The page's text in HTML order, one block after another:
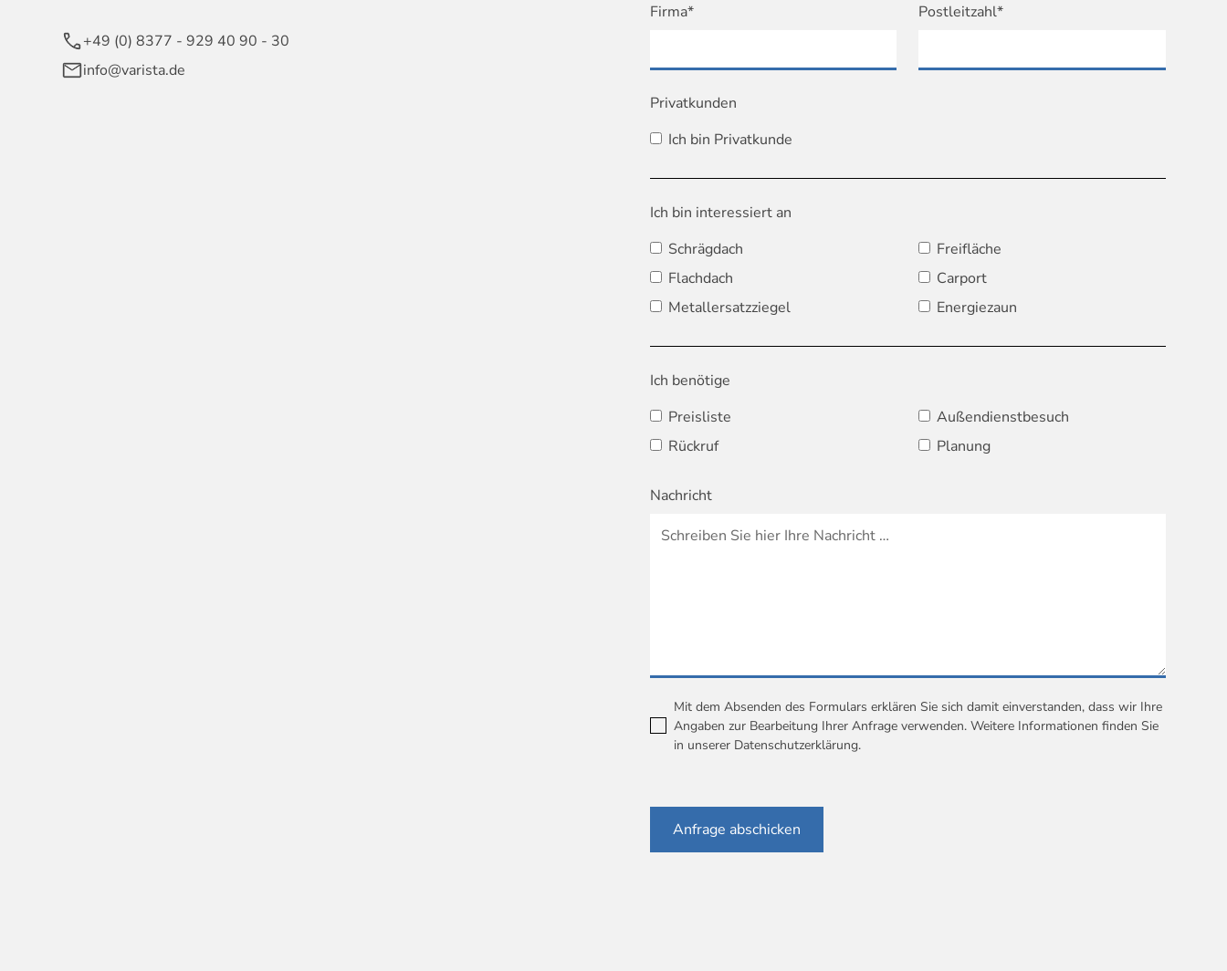
+49 (0) 8377 - 929 40 90 - 30
info@varista.de
Firma* Postleitzahl*
Privatkunden
Ich bin Privatkunde
Ich bin interessiert an
Schrägdach
Freifläche
Flachdach
Carport
Metallersatzziegel
Energiezaun
Ich benötige
Preisliste
Außendienstbesuch
Rückruf
Planung
Nachricht
Mit dem Absenden des Formulars erklären Sie sich damit einverstanden, dass wir Ihre
Angaben zur Bearbeitung Ihrer Anfrage verwenden. Weitere Informationen finden Sie
in unserer Datenschutzerklärung.